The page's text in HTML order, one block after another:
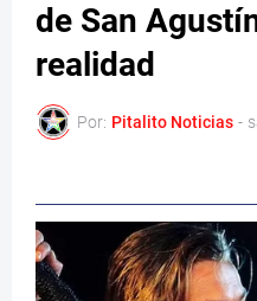
de San
realidad
Por: Pitalito Noticias -